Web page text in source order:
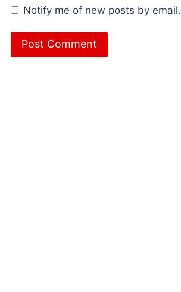
Notify me of new posts by email.